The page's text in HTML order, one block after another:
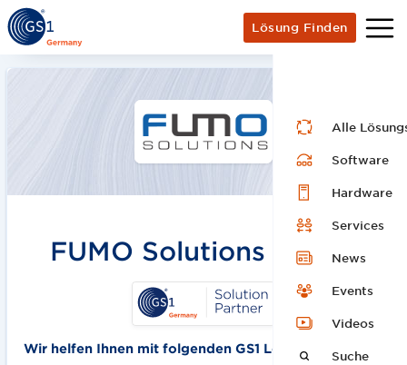
Lösung Finden
Alle
Software
Hardware
Services
News
Events
Videos
Suche
FUMO Solutions GmbH
Wir helfen Ihnen mit folgenden GS1 Lösungen: